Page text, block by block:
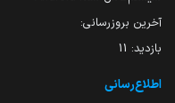
آخرین بروزرسانی:
بازدید: 11
اطلاع‌رسانی